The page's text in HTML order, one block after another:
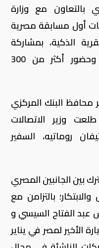
بالتعاون مع وزارة
أول مسابقة مصرية
الذكية، بمشاركة
السفارة الفرنسية بالقاهرة، وحضور أكثر من 300
البنك المركزي
وزير الاتصالات
روماتيه، السفير
بين الجانبين المصري
بالتزامن مع
عبد الفتاح السيسي و
الأخير لمصر في يناير